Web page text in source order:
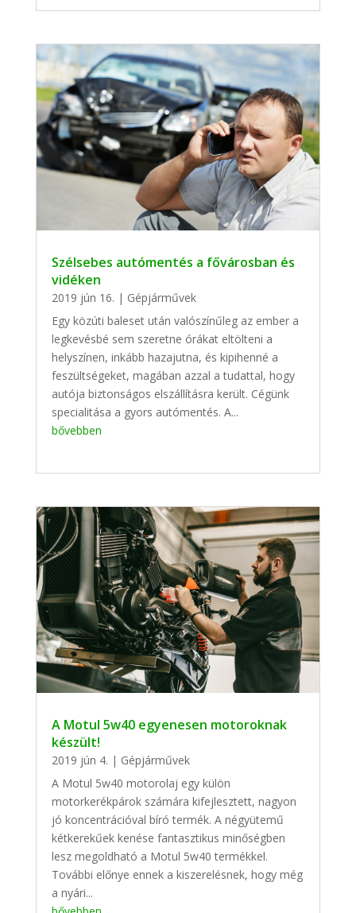
Szélsebes autómentés a fővárosban és
vidéken
2019 jún 16. | Gépjárművek
Egy közúti baleset után valószínűleg az ember a
legkevésbé sem szeretne órákat eltölteni a
helyszínen, inkább hazajutna, és kipihenné a
feszültségeket, magában azzal a tudattal, hogy
autója biztonságos elszállításra került. Cégünk
specialitása a gyors autómentés. A...
bővebben
A Motul 5w40 egyenesen motoroknak
készült!
2019 jún 4. | Gépjárművek
A Motul 5w40 motorolaj egy külön
motorkerékpárok számára kifejlesztett, nagyon
jó koncentrációval bíró termék. A négyütemű
kétkerekűek kenése fantasztikus minőségben
lesz megoldható a Motul 5w40 termékkel.
További előnye ennek a kiszerelésnek, hogy még
a nyári...